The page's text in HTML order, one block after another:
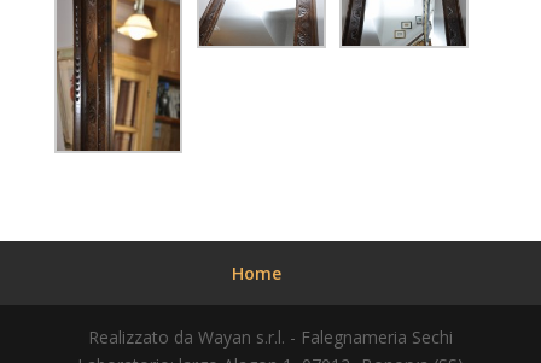
Home
Realizzato da Wayan s.r.l. - Falegnameria Sechi